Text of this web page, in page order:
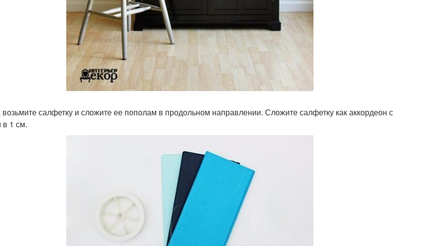
салфетку и сложите ее пополам в продольном направлении. Сложите салфетку как аккордеон с
1 см.